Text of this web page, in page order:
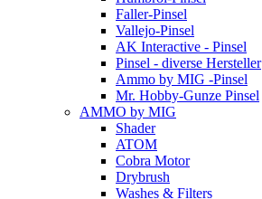
Faller-Pinsel
Vallejo-Pinsel
AK Interactive - Pinsel
Pinsel - diverse Hersteller
Ammo by MIG -Pinsel
Mr. Hobby-Gunze Pinsel
AMMO by MIG
Shader
ATOM
Cobra Motor
Drybrush
Washes & Filters